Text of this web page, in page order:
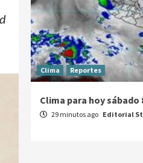
Clima Reportes
Clima para hoy sábado
29 minutos ago Editorial